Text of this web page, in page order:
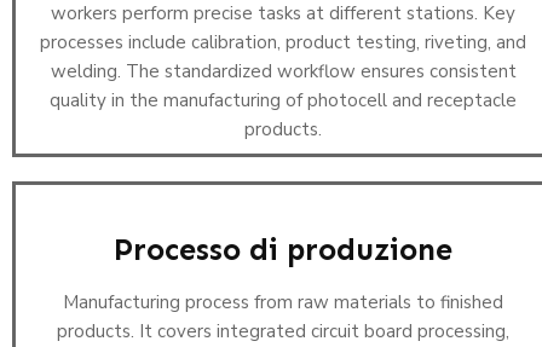
workers perform precise tasks at different stations. Key
processes include calibration, product testing, riveting, and
welding. The standardized workflow ensures consistent
quality in the manufacturing of photocell and receptacle
products.
Processo di produzione
Manufacturing process from raw materials to finished
products. It covers integrated circuit board processing,